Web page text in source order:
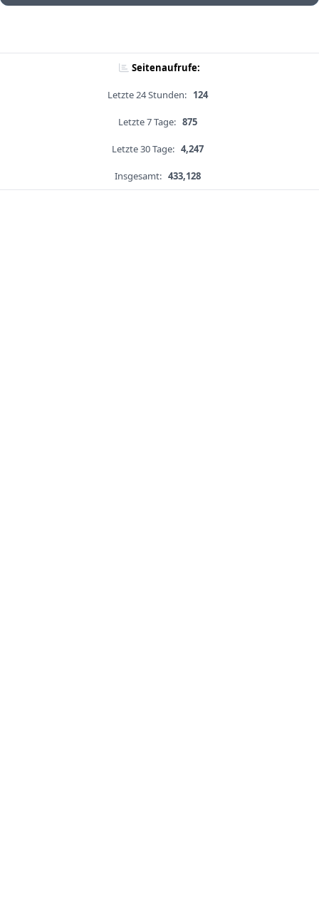
Seitenaufrufe:
Letzte 24 Stunden: 124
Letzte 7 Tage: 875
Letzte 30 Tage: 4,247
Insgesamt: 433,128